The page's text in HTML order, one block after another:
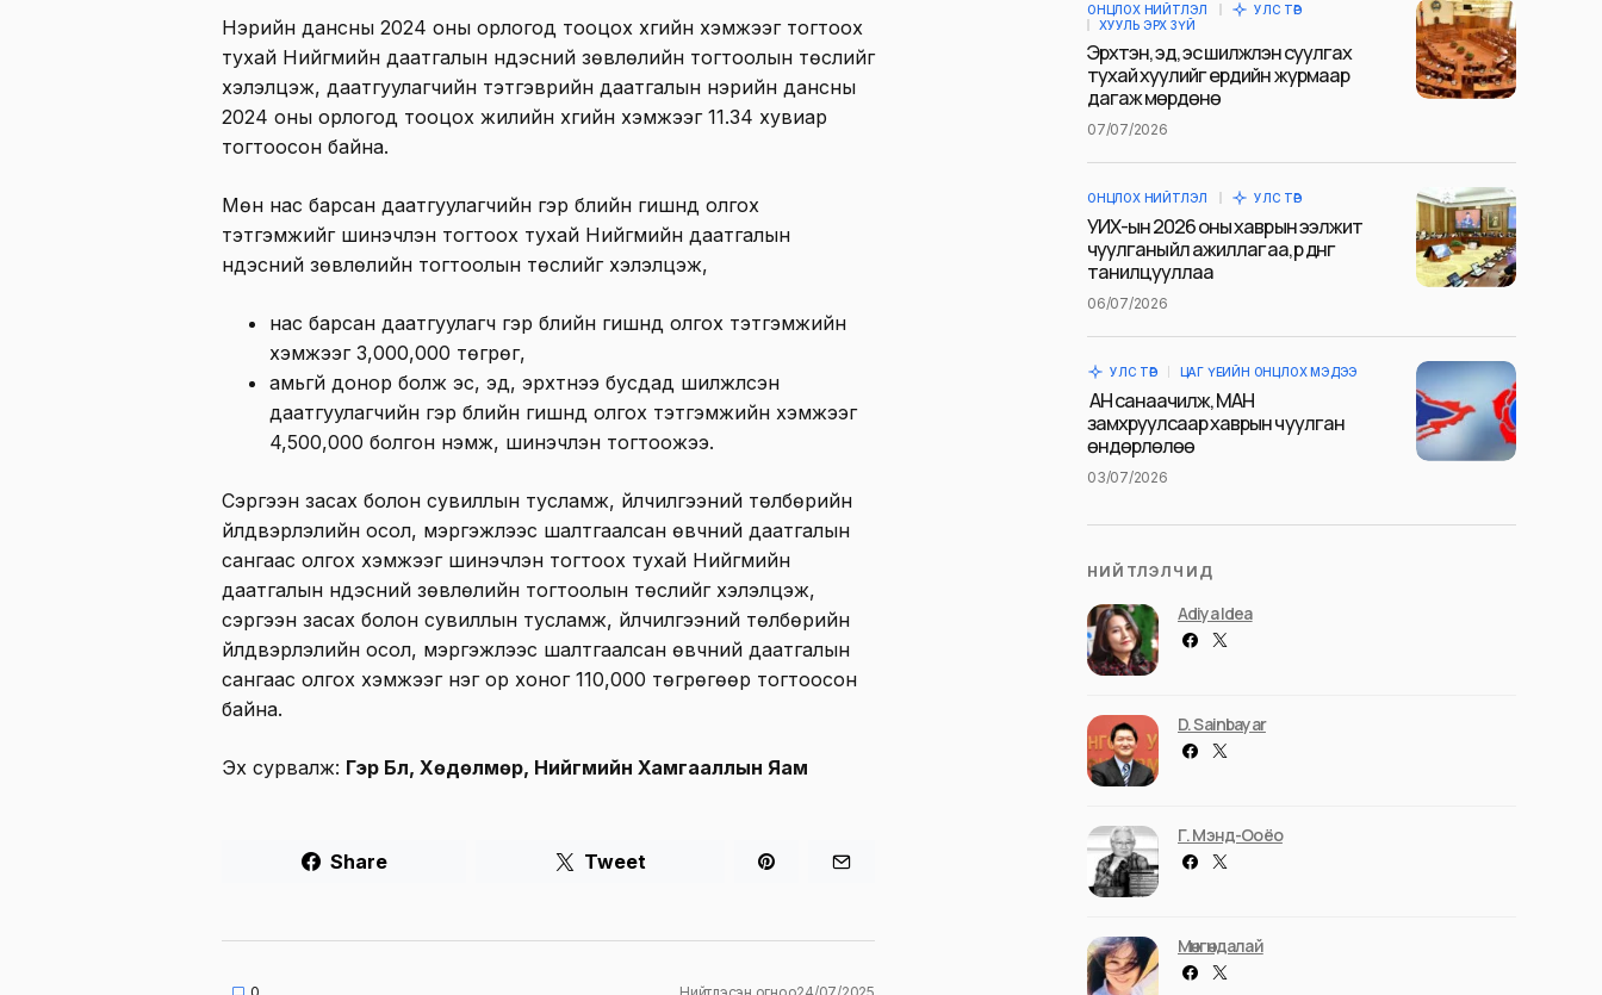
Нэрийн дансны 2024 оны орлогод тооцох хүүгийн хэмжээг тогтоох
тухай Нийгмийн даатгалын үндэсний зөвлөлийн тогтоолын төслийг
хэлэлцэж, даатгуулагчийн тэтгэврийн даатгалын нэрийн дансны
2024 оны орлогод тооцох жилийн хүүгийн хэмжээг 11.34 хувиар
тогтоосон байна.
Мөн нас барсан даатгуулагчийн гэр бүлийн гишүүнд олгох
тэтгэмжийг шинэчлэн тогтоох тухай Нийгмийн даатгалын
үндэсний зөвлөлийн тогтоолын төслийг хэлэлцэж,
нас барсан даатгуулагч гэр бүлийн гишүүнд олгох тэтгэмжийн
хэмжээг 3,000,000 төгрөг,
амьгүй донор болж эс, эд, эрхтнээ бусдад шилжүүлсэн
даатгуулагчийн гэр бүлийн гишүүнд олгох тэтгэмжийн хэмжээг
4,500,000 болгон нэмж, шинэчлэн тогтоожээ.
Сэргээн засах болон сувиллын тусламж, үйлчилгээний төлбөрийн
үйлдвэрлэлийн осол, мэргэжлээс шалтгаалсан өвчний даатгалын
сангаас олгох хэмжээг шинэчлэн тогтоох тухай Нийгмийн
даатгалын үндэсний зөвлөлийн тогтоолын төслийг хэлэлцэж,
сэргээн засах болон сувиллын тусламж, үйлчилгээний төлбөрийн
үйлдвэрлэлийн осол, мэргэжлээс шалтгаалсан өвчний даатгалын
сангаас олгох хэмжээг нэг ор хоног 110,000 төгрөгөөр тогтоосон
байна.
Эх сурвалж: Гэр Бүл, Хөдөлмөр, Нийгмийн Хамгааллын Яам
Share Tweet
ОНЦЛОХ НИЙТЛЭЛ
УЛС ТӨР
ХУУЛЬ ЭРХ ЗҮЙ
Эрхтэн, эд, эс шилжүүлэн суулгах
тухай хуулийг ердийн журмаар
дагаж мөрдөнө
07/07/2026
ОНЦЛОХ НИЙТЛЭЛ УЛС ТӨР
УИХ-ын 2026 оны хаврын ээлжит
чуулганы үйл ажиллагаа, үр дүнг
танилцууллаа
06/07/2026
УЛС ТӨР ЦАГ ҮЕИЙН ОНЦЛОХ МЭДЭЭ
АН санаачилж, МАН
замхруулсаар хаврын чуулган
өндөрлөлөө
03/07/2026
НИЙТЛЭЛЧИД
Adiya Idea
D. Sainbayar
Г. Мэнд-Ооёо
Мөнгөндалай